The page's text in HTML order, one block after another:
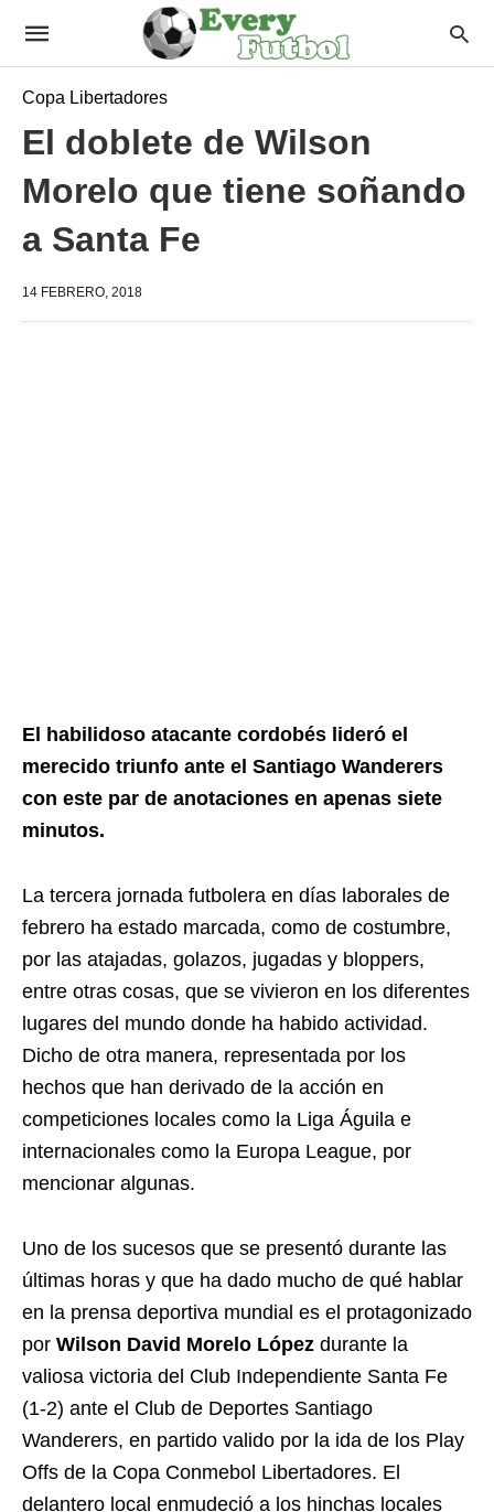
Copa Libertadores
El doblete de Wilson
Morelo que tiene soñando
a Santa Fe
14 FEBRERO, 2018
El habilidoso atacante cordobés lideró el
merecido triunfo ante el Santiago Wanderers
con este par de anotaciones en apenas siete
minutos.
La tercera jornada futbolera en días laborales de
febrero ha estado marcada, como de costumbre,
por las atajadas, golazos, jugadas y bloppers,
entre otras cosas, que se vivieron en los diferentes
lugares del mundo donde ha habido actividad.
Dicho de otra manera, representada por los
hechos que han derivado de la acción en
competiciones locales como la Liga Águila e
internacionales como la Europa League, por
mencionar algunas.
Uno de los sucesos que se presentó durante las
últimas horas y que ha dado mucho de qué hablar
en la prensa deportiva mundial es el protagonizado
por Wilson David Morelo López durante la
valiosa victoria del Club Independiente Santa Fe
(1-2) ante el Club de Deportes Santiago
Wanderers, en partido valido por la ida de los Play
Offs de la Copa Conmebol Libertadores. El
delantero local enmudeció a los hinchas locales